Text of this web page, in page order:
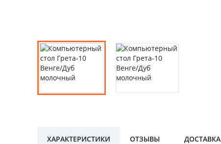
ХАРАКТЕРИСТИКИ ОТЗЫВЫ ДОСТАВКА